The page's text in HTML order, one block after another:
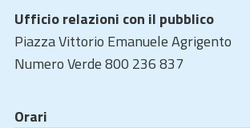
Ufficio relazioni con il pubblico
Piazza Vittorio Emanuele Agrigento
Numero Verde 800 236 837
Orari